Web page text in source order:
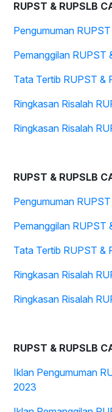
RUPST & RUPSLB
Pengumuman
Pemanggilan RUPST
Tata Tertib RUPST &
Ringkasan Risalah
Ringkasan Risalah
RUPST & RUPSLB
Pengumuman
Pemanggilan RUPST
Tata Tertib RUPST &
Ringkasan Risalah
Ringkasan Risalah
RUPST & RUPSLB
Iklan Pengumuman
2023